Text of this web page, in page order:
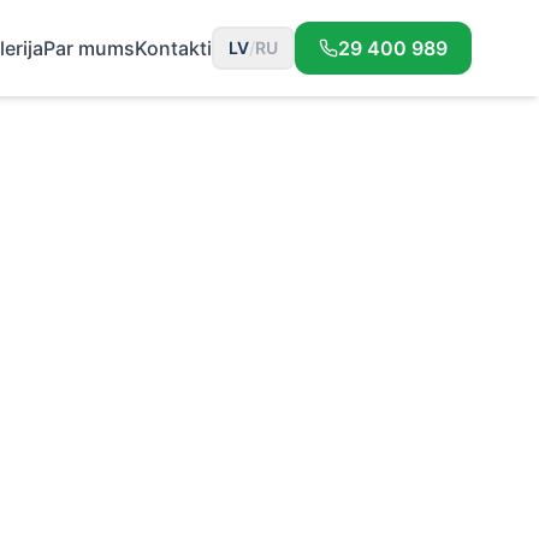
Par mumsKontakti LV/RU 29 400 989